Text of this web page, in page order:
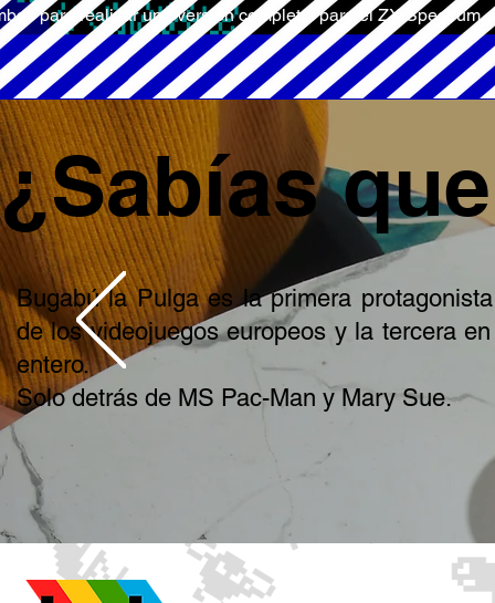
para realizar una versión completa para el ZX Spectrum.
¿Sabías
Bugabú la Pulga es la primera
de los videojuegos europeos y la tercera
entero.
Solo detrás de MS Pac-Man y Mary Sue.